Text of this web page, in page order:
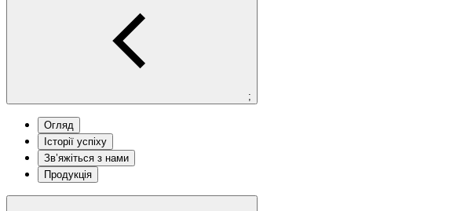
;
Огляд
Історії успіху
Зв’яжіться з нами
Продукція